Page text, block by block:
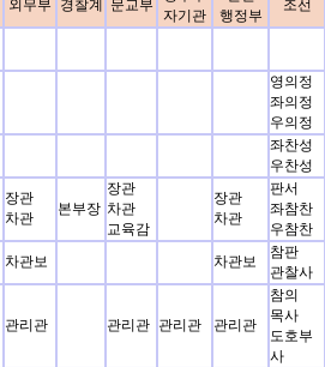
외무부 경찰계 문교부
자기관
행정부
조선
영의정
좌의정
우의정
좌찬성
우찬성
장관
차관
본부장
장관
차관
교육감
장관
차관
판서
좌참찬
우참찬
차관보 차관보
참판
관찰사
관리관 관리관 관리관 관리관
참의
목사
도호부
사